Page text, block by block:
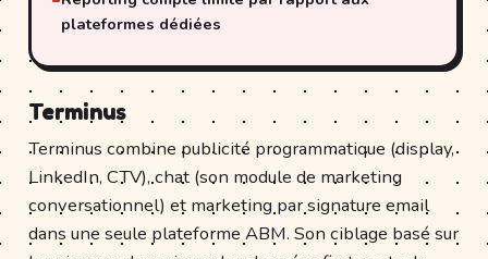
plateformes dédiées
Terminus
Terminus combine publicité programmatique (display,
LinkedIn, CTV), chat (son module de marketing
conversationnel) et marketing par signature email
dans une seule plateforme ABM. Son ciblage basé sur